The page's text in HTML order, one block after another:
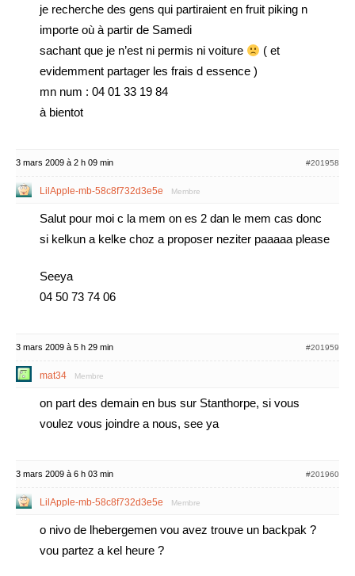
je recherche des gens qui partiraient en fruit piking n
importe où à partir de Samedi
sachant que je n’est ni permis ni voiture
( et
evidemment partager les frais d essence )
mn num : 04 01 33 19 84
à bientot
3 mars 2009 à 2 h 09 min #201958
LilApple-mb-58c8f732d3e5e Membre
Salut pour moi c la mem on es 2 dan le mem cas donc
si kelkun a kelke choz a proposer neziter paaaaa please
Seeya
04 50 73 74 06
3 mars 2009 à 5 h 29 min #201959
mat34 Membre
on part des demain en bus sur Stanthorpe, si vous
voulez vous joindre a nous, see ya
3 mars 2009 à 6 h 03 min #201960
LilApple-mb-58c8f732d3e5e Membre
o nivo de lhebergemen vou avez trouve un backpak ?
vou partez a kel heure ?